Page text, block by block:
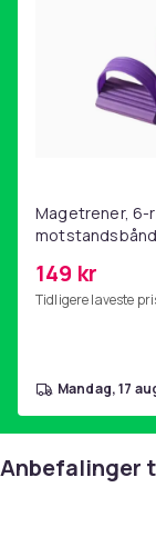
Magetrener, 6-
149 kr
Tidligere laveste
mandag, 17
Anbefalinger